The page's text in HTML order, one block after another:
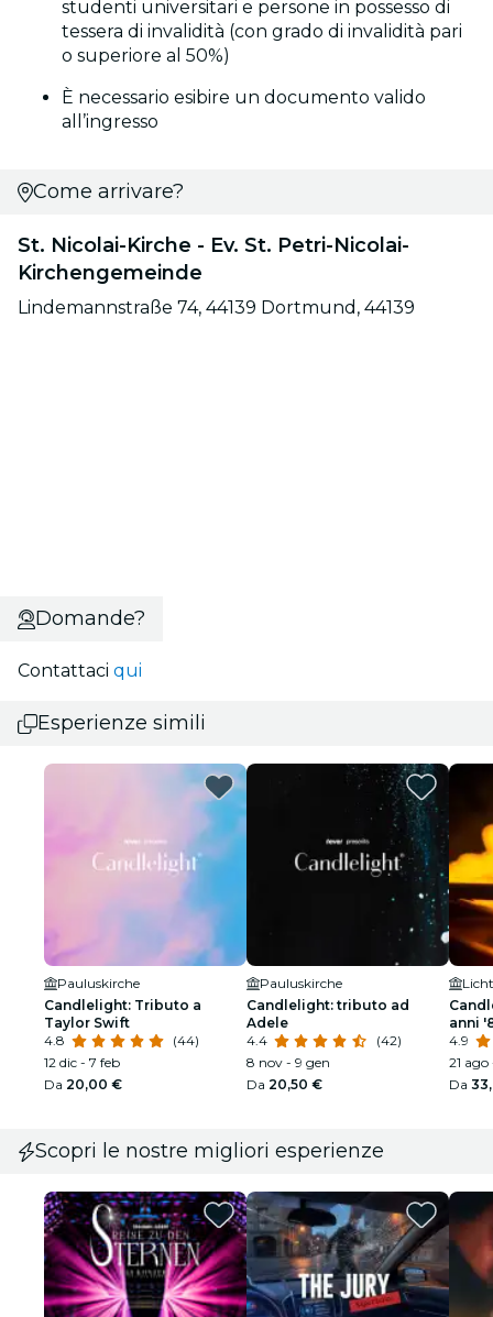
studenti universitari e persone in possesso di
tessera di invalidità (con grado di invalidità pari
o superiore al 50%)
È necessario esibire un documento valido
all’ingresso
Come arrivare?
St. Nicolai-Kirche - Ev. St. Petri-Nicolai-
Kirchengemeinde
Lindemannstraße 74, 44139 Dortmund, 44139
Domande?
Contattaci qui
Esperienze simili
Pauluskirche
Candlelight: Tributo a
Taylor Swift
4.8
(44)
12 dic - 7 feb
Da 20,00 €
Pauluskirche
Candlelight: tributo ad
Adele
4.4
(42)
8 nov - 9 gen
Da 20,50 €
anni
4.9
21 ago
Da
Scopri le nostre migliori esperienze